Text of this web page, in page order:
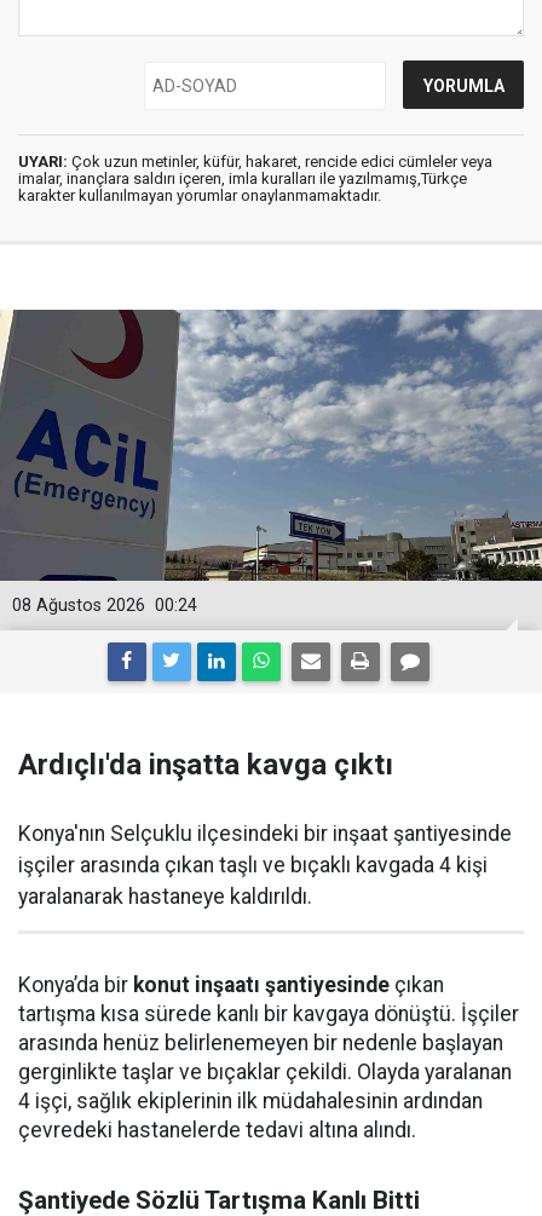
UYARI: Çok uzun metinler, küfür, hakaret, rencide edici cümleler veya
imalar, inançlara saldırı içeren, imla kuralları ile yazılmamış,Türkçe
karakter kullanılmayan yorumlar onaylanmamaktadır.
00:24
08 Ağustos 2026
Ardıçlı'da inşatta kavga çıktı
Konya'nın Selçuklu ilçesindeki bir inşaat şantiyesinde
işçiler arasında çıkan taşlı ve bıçaklı kavgada 4 kişi
yaralanarak hastaneye kaldırıldı.
Konya’da bir konut inşaatı şantiyesinde çıkan
tartışma kısa sürede kanlı bir kavgaya dönüştü. İşçiler
arasında henüz belirlenemeyen bir nedenle başlayan
gerginlikte taşlar ve bıçaklar çekildi. Olayda yaralanan
4 işçi, sağlık ekiplerinin ilk müdahalesinin ardından
çevredeki hastanelerde tedavi altına alındı.
Şantiyede Sözlü Tartışma Kanlı Bitti